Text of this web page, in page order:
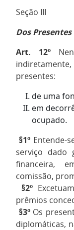
Seção III
Dos Presentes
Art. 12º
presentes:
de uma
em
ocupado.
§1º Entende-
serviço dado
financeira,
comissão,
§2º
prêmios
§3º Os
diplomáticas,